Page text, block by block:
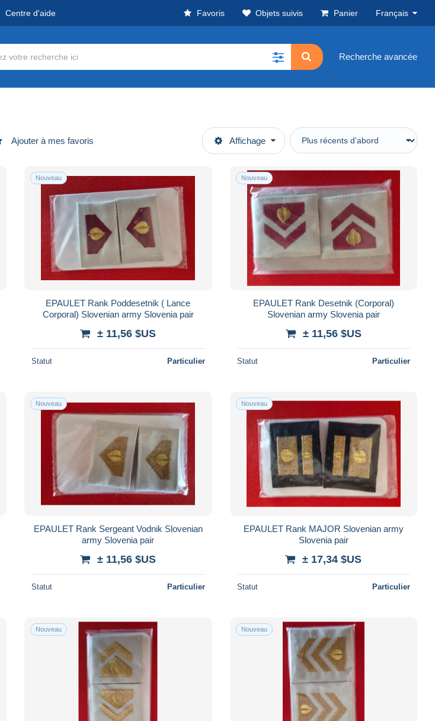
Centre d'aide Favoris Objets suivis Panier Français
Recherche avancée
Ajouter à mes favoris Affichage
Nouveau
EPAULET Rank Poddesetnik ( Lance
Corporal) Slovenian army Slovenia pair
± 11,56 $US
Statut Particulier
Nouveau
EPAULET Rank Desetnik (Corporal)
Slovenian army Slovenia pair
± 11,56 $US
Statut Particulier
Nouveau
EPAULET Rank Sergeant Vodnik Slovenian
army Slovenia pair
± 11,56 $US
Statut Particulier
Nouveau
EPAULET Rank MAJOR Slovenian army
Slovenia pair
± 17,34 $US
Statut Particulier
Nouveau Nouveau